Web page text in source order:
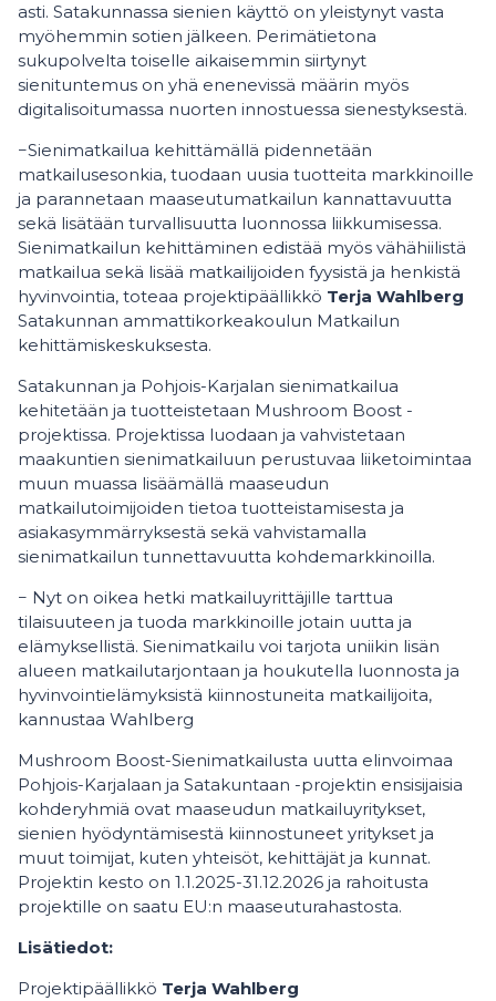
asti. Satakunnassa sienien käyttö on yleistynyt vasta
myöhemmin sotien jälkeen. Perimätietona
sukupolvelta toiselle aikaisemmin siirtynyt
sienituntemus on yhä enenevissä määrin myös
digitalisoitumassa nuorten innostuessa sienestyksestä.
−Sienimatkailua kehittämällä pidennetään
matkailusesonkia, tuodaan uusia tuotteita markkinoille
ja parannetaan maaseutumatkailun kannattavuutta
sekä lisätään turvallisuutta luonnossa liikkumisessa.
Sienimatkailun kehittäminen edistää myös vähähiilistä
matkailua sekä lisää matkailijoiden fyysistä ja henkistä
hyvinvointia, toteaa projektipäällikkö Terja Wahlberg
Satakunnan ammattikorkeakoulun Matkailun
kehittämiskeskuksesta.
Satakunnan ja Pohjois-Karjalan sienimatkailua
kehitetään ja tuotteistetaan Mushroom Boost -
projektissa. Projektissa luodaan ja vahvistetaan
maakuntien sienimatkailuun perustuvaa liiketoimintaa
muun muassa lisäämällä maaseudun
matkailutoimijoiden tietoa tuotteistamisesta ja
asiakasymmärryksestä sekä vahvistamalla
sienimatkailun tunnettavuutta kohdemarkkinoilla.
− Nyt on oikea hetki matkailuyrittäjille tarttua
tilaisuuteen ja tuoda markkinoille jotain uutta ja
elämyksellistä. Sienimatkailu voi tarjota uniikin lisän
alueen matkailutarjontaan ja houkutella luonnosta ja
hyvinvointielämyksistä kiinnostuneita matkailijoita,
kannustaa Wahlberg
Mushroom Boost-Sienimatkailusta uutta elinvoimaa
Pohjois-Karjalaan ja Satakuntaan -projektin ensisijaisia
kohderyhmiä ovat maaseudun matkailuyritykset,
sienien hyödyntämisestä kiinnostuneet yritykset ja
muut toimijat, kuten yhteisöt, kehittäjät ja kunnat.
Projektin kesto on 1.1.2025-31.12.2026 ja rahoitusta
projektille on saatu EU:n maaseuturahastosta.
Lisätiedot:
Projektipäällikkö Terja Wahlberg